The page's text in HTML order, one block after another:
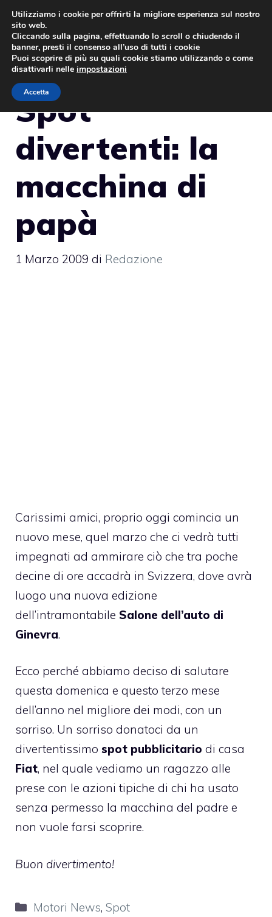
Vai
contenuto
Spot
divertenti: la
macchina di
papà
1 Marzo 2009 di Redazione
Carissimi amici, proprio oggi comincia un
nuovo mese, quel marzo che ci vedrà tutti
impegnati ad ammirare ciò che tra poche
decine di ore accadrà in Svizzera, dove avrà
luogo una nuova edizione
dell’intramontabile Salone dell’auto di
Ginevra.
Ecco perché abbiamo deciso di salutare
questa domenica e questo terzo mese
dell’anno nel migliore dei modi, con un
sorriso. Un sorriso donatoci da un
divertentissimo spot pubblicitario di casa
Fiat, nel quale vediamo un ragazzo alle
prese con le azioni tipiche di chi ha usato
senza permesso la macchina del padre e
non vuole farsi scoprire.
Buon divertimento!
Categorie
Motori News,Spot
Utilizziamo i cookie per offrirti la migliore esperienza sul nostro
sito web.
Cliccando sulla pagina, effettuando lo scroll o chiudendo il
banner, presti il consenso all’uso di tutti i cookie
Puoi scoprire di più su quali cookie stiamo utilizzando o come
disattivarli nelle impostazioni
Accetta